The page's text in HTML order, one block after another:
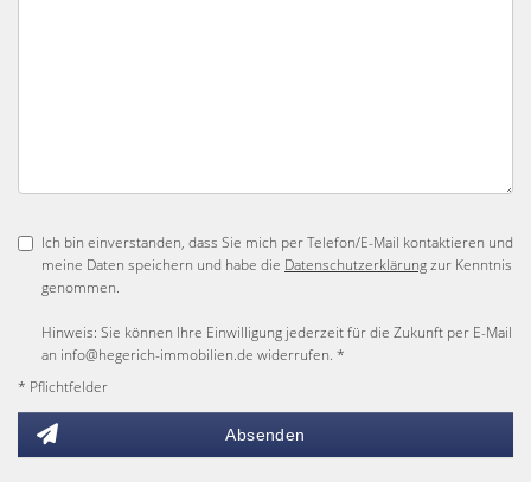
Ich bin einverstanden, dass Sie mich per Telefon/E-Mail kontaktieren und
meine Daten speichern und habe die Datenschutzerklärungzur Kenntnis
genommen.
Hinweis: Sie können Ihre Einwilligung jederzeit für die Zukunft per E-Mail
an info@hegerich-immobilien.de widerrufen. *
* Pflichtfelder
Absenden